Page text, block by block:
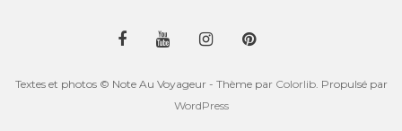
Textes et photos © Note Au Voyageur - Thème par Colorlib. Propulsé par
WordPress